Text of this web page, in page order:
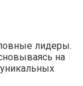
лидеры.
на